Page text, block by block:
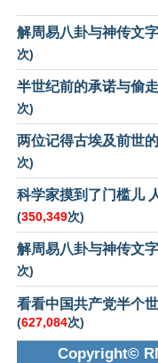
解周易八卦与神传文
次)
半世纪前的承诺与偷
次)
两位记得古埃及前世
次)
科学家摸到了门槛儿
(350,349次)
解周易八卦与神传文
次)
看看中国共产党半个
(627,084次)
Copyright©